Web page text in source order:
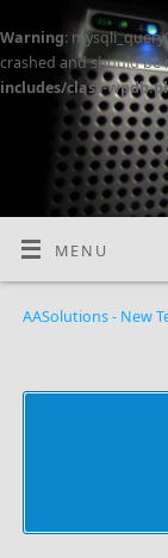
Warning:
crashed and should
includes/class-
MENU
AASolutions - New